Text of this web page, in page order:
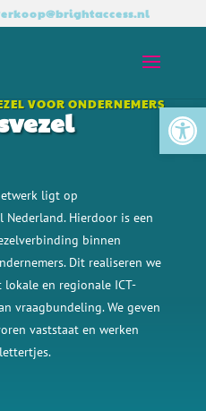
VOOR ONDERNEMERS
ligt op
Hierdoor is een
binnen
Dit realiseren we
en regionale ICT-
vraagbundeling. We geven
vaststaat en werken